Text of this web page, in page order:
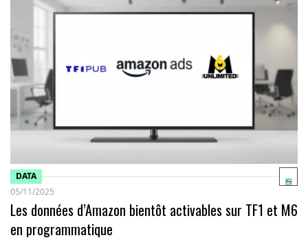
DATA
05/11/2025
Les données d’Amazon bientôt activables sur TF1 et M6
en programmatique